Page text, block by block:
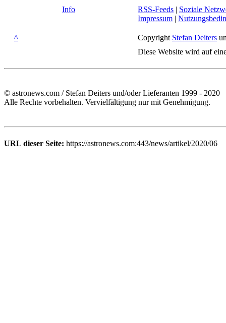
Info
RSS-Feeds | Soziale
Impressum |
^ Copyright Stefan Deiters
Diese Website wird auf
© astronews.com / Stefan Deiters und/oder Lieferanten 1999 - 2020
Alle Rechte vorbehalten. Vervielfältigung nur mit Genehmigung.
URL dieser Seite: https://astronews.com:443/news/artikel/2020/06